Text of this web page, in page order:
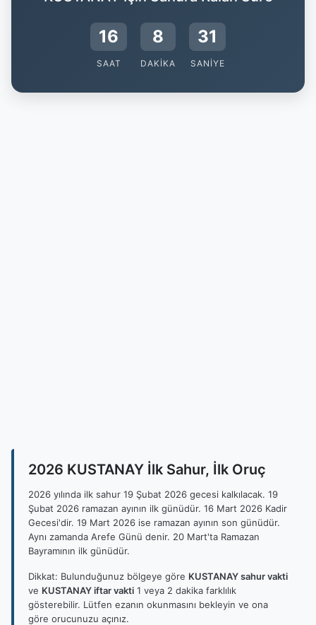
16
SAAT
8
DAKIKA
31
SANIYE
2026 KUSTANAY İlk Sahur, İlk Oruç
2026 yılında ilk sahur 19 Şubat 2026 gecesi kalkılacak. 19
Şubat 2026 ramazan ayının ilk günüdür. 16 Mart 2026 Kadir
Gecesi'dir. 19 Mart 2026 ise ramazan ayının son günüdür.
Aynı zamanda Arefe Günü denir. 20 Mart'ta Ramazan
Bayramının ilk günüdür.
Dikkat: Bulunduğunuz bölgeye göre KUSTANAY sahur vakti
ve KUSTANAY iftar vakti 1 veya 2 dakika farklılık
gösterebilir. Lütfen ezanın okunmasını bekleyin ve ona
göre orucunuzu açınız.